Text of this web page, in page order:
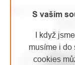
S vaším
I když
musíme i do
cookies
High-contrast